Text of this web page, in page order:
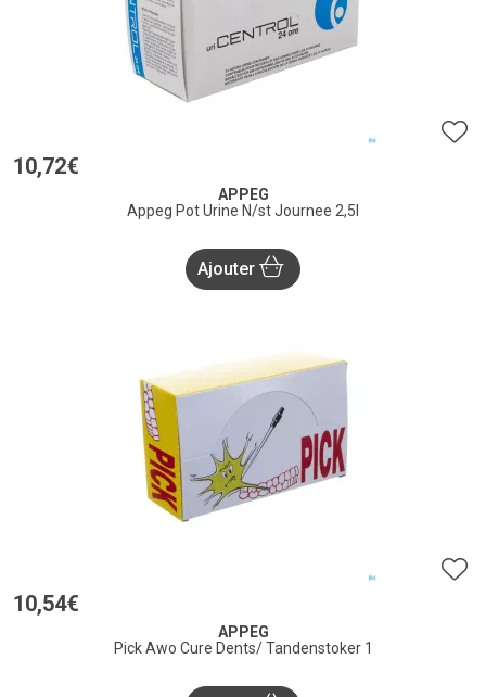
10,72€
APPEG
Appeg Pot Urine N/st Journee 2,5l
Ajouter
10,54€
APPEG
Pick Awo Cure Dents/ Tandenstoker 1